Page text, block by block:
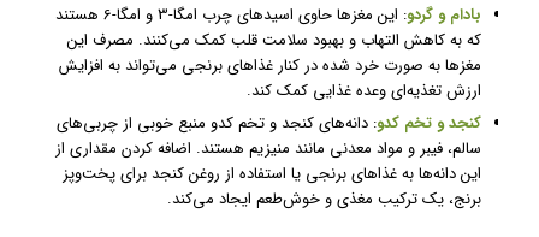
بادام و گردو
: این مغزها حاوی اسیدهای چرب امگا-3 و امگا-6 هستند
که به کاهش التهاب و بهبود سلامت قلب کمک می‌کنند. مصرف این
مغزها به صورت خرد شده در کنار غذاهای برنجی می‌تواند به افزایش
ارزش تغذیه‌ای وعده غذایی کمک کند.
کنجد و تخم کدو: دانه‌های کنجد و تخم کدو منبع خوبی از چربی‌های
سالم، فیبر و مواد معدنی مانند منیزیم هستند. اضافه کردن مقداری از
این دانه‌ها به غذاهای برنجی یا استفاده از روغن کنجد برای پخت‌وپز
برنج، یک ترکیب مغذی و خوش‌طعم ایجاد می‌کند.